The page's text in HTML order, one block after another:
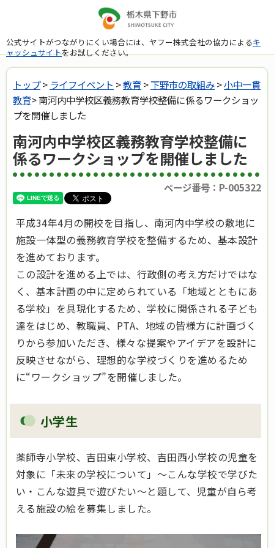
公式サイトがつながりにくい場合には、ヤフー株式会社の協力によるキ
ャッシュサイトをお試しください。
トップ> ライフイベント >教育>下野市の取組み>小中一貫
教育> 南河内中学校区義務教育学校整備に係るワークショッ
プを開催しました
南河内中学校区義務教育学校整備に
係るワークショップを開催しました
ページ番号：P-005322
平成34年4月の開校を目指し、南河内中学校の敷地に
施設一体型の義務教育学校を整備するため、基本設計
を進めております。
この設計を進める上では、行政側の考え方だけではな
く、基本計画の中に定められている「地域とともにあ
る学校」を具現化するため、学校に関係される子ども
達をはじめ、教職員、PTA、地域の皆様方に計画づく
りから参加いただき、様々な提案やアイデアを設計に
反映させながら、理想的な学校づくりを進めるため
に“ワークショップ”を開催しました。
小学生
薬師寺小学校、吉田東小学校、吉田西小学校の児童を
対象に「未来の学校について」～こんな学校で学びた
い・こんな遊具で遊びたい～と題して、児童が自ら考
える施設の絵を募集しました。